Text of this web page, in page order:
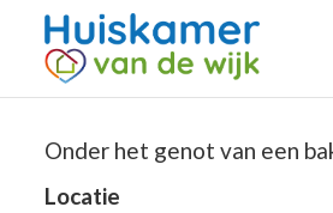
Onder het genot van een
Locatie